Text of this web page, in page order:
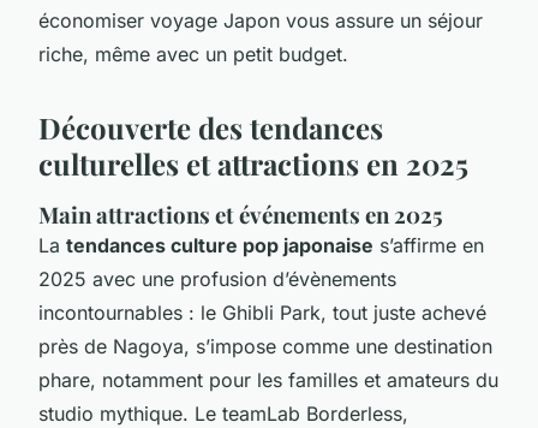
économiser voyage Japon vous assure un séjour
riche, même avec un petit budget.
Découverte des tendances
culturelles et attractions en 2025
Main attractions et événements en 2025
La tendances culture pop japonaise s’affirme en
2025 avec une profusion d’évènements
incontournables : le Ghibli Park, tout juste achevé
près de Nagoya, s’impose comme une destination
phare, notamment pour les familles et amateurs du
studio mythique. Le teamLab Borderless,